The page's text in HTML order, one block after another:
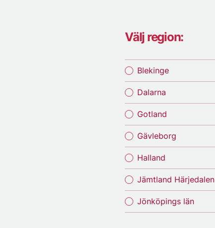
Välj region:
Blekinge
Dalarna
Gotland
Gävleborg
Halland
Jämtland Härjedalen
Jönköpings län